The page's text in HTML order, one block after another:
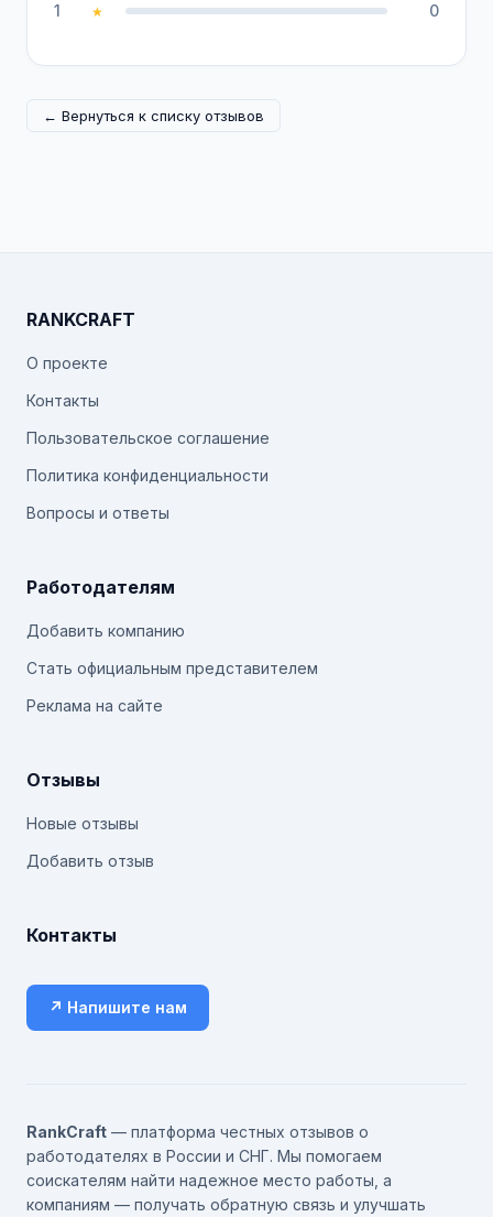
1 ★ 0
← Вернуться к списку отзывов
RANKCRAFT
О проекте
Контакты
Пользовательское соглашение
Политика конфиденциальности
Вопросы и ответы
Работодателям
Добавить компанию
Стать официальным представителем
Реклама на сайте
Отзывы
Новые отзывы
Добавить отзыв
Контакты
↗ Напишите нам
RankCraft — платформа честных отзывов о
работодателях в России и СНГ. Мы помогаем
соискателям найти надежное место работы, а
компаниям — получать обратную связь и улучшать